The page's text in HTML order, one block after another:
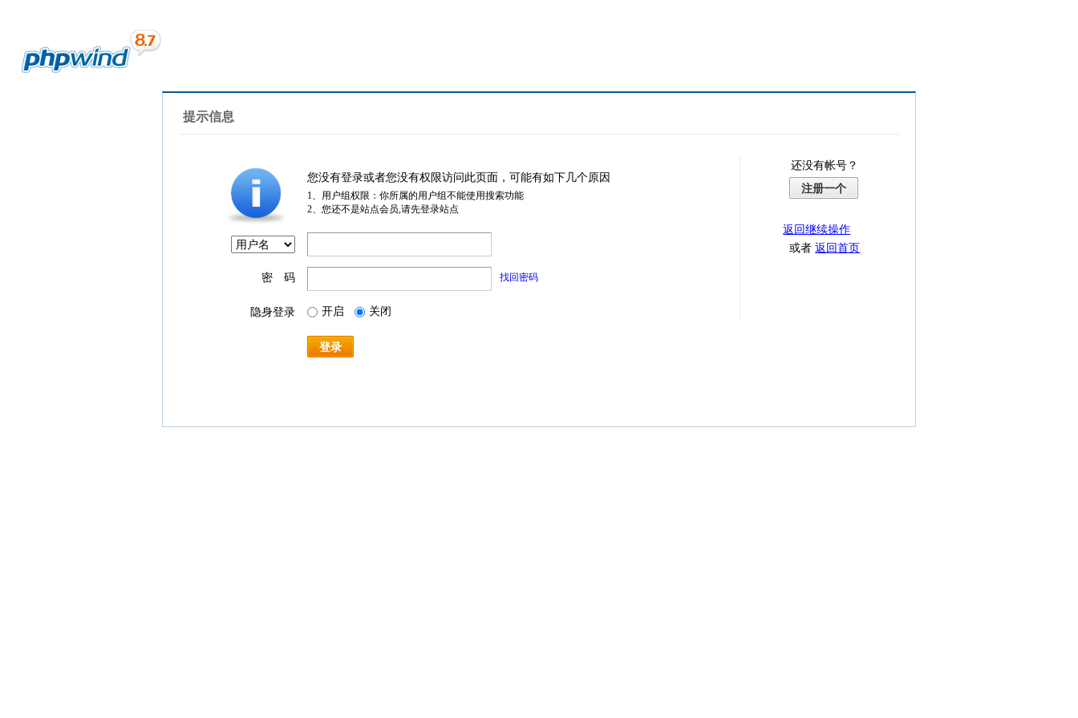
提示信息
您没有登录或者您没有权限访问此页面，可能有如下几个原因
1、用户组权限：你所属的用户组不能使用搜索功能
2、您还不是站点会员,请先登录站点
密 码 找回密码
隐身登录 开启 关闭
登录
还没有帐号？
注册一个
返回继续操作
或者返回首页